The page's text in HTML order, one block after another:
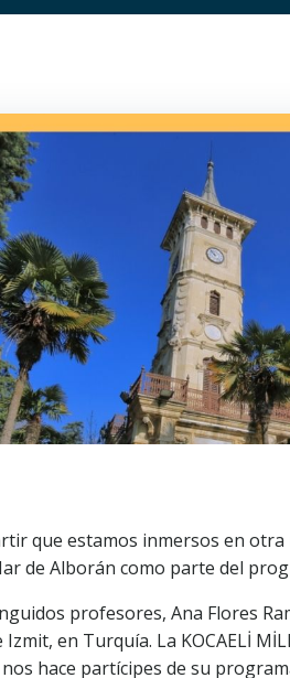
que estamos inmersos en
de Alborán como parte del
profesores, Ana Flores
en Turquía. La KOCAELİ
hace partícipes de su